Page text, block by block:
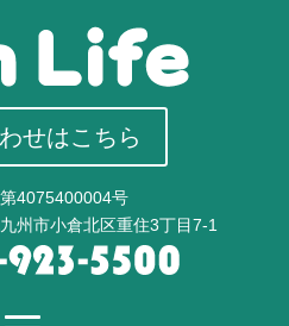
せはこちら
4075400004号
州市小倉北区重住3丁目7-1